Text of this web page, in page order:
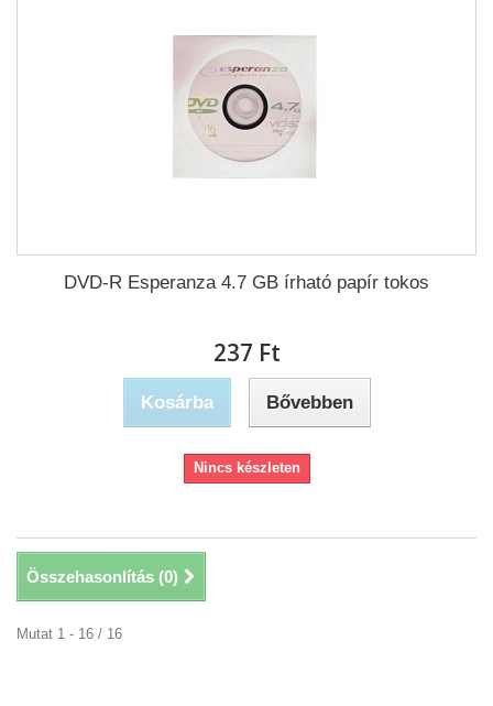
DVD-R Esperanza 4.7 GB írható papír tokos
237 Ft‎
Kosárba Bővebben
Nincs készleten
Összehasonlítás (0)
Mutat 1 - 16 / 16